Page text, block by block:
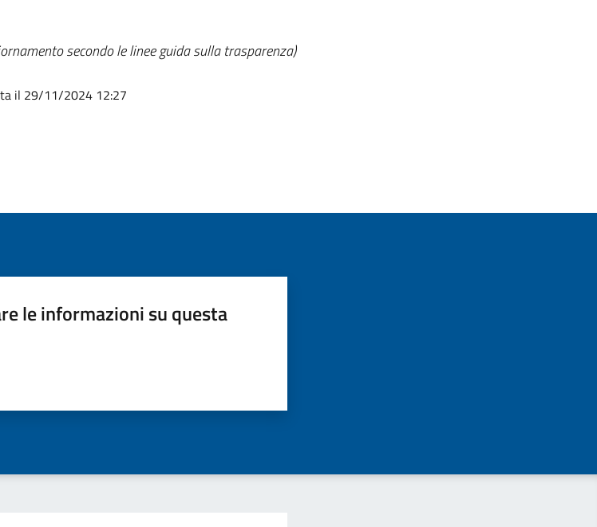
secondo le linee guida sulla trasparenza)
il 29/11/2024 12:27
le informazioni su questa